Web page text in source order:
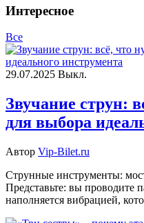
Интересное
Все
29.07.2025 Выкл.
Звучание струн:
для выбора
Автор Vip-Bilet.ru
Струнные инструменты:
Представьте: вы проводите
наполняется вибрацией,